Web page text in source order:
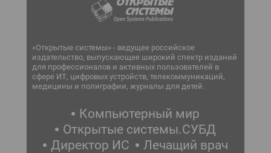
«Открытые системы» - ведущее российское
издательство, выпускающее широкий спектр изданий
для профессионалов и активных пользователей в
сфере ИТ, цифровых устройств, телекоммуникаций,
медицины и полиграфии, журналы для детей.
Компьютерный мир
Открытые системы.СУБД
Директор ИС
Лечащий врач